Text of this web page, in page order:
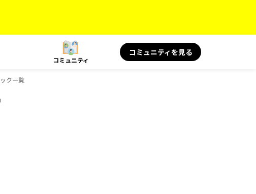
コミュニティ
コミュニティを見る
ク一覧